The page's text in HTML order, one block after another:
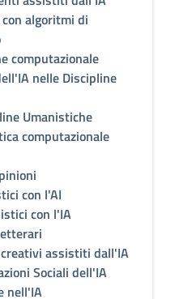
algoritmi di
computazionale
nelle Discipline
Umanistiche
computazionale
con l'AI
con l'IA
assistiti dall'IA
Sociali dell'IA
nell'IA